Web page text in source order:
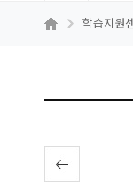
트
학습지원